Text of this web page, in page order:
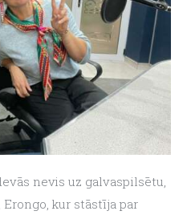
nevis uz galvaspilsētu,
kur stāstīja par